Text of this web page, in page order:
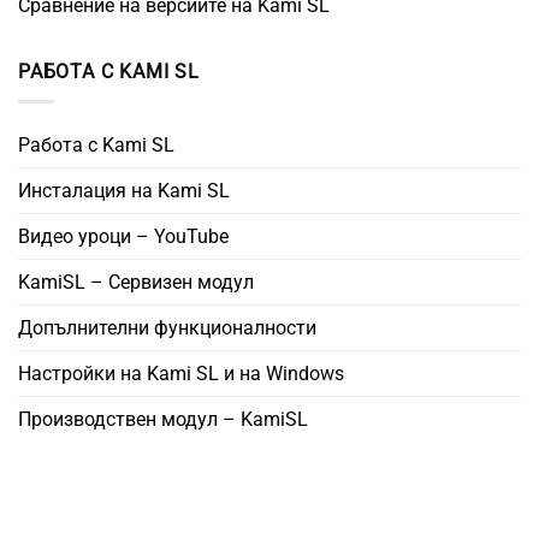
Сравнение на версиите на Kami SL
РАБОТА С KAMI SL
Работа с Kami SL
Инсталация на Kami SL
Видео уроци – YouTube
KamiSL – Сервизен модул
Допълнителни функционалности
Настройки на Kami SL и на Windows
Производствен модул – KamiSL